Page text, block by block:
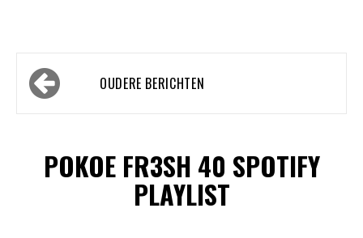
Berichtennavigatie
OUDERE BERICHTEN
POKOE FR3SH 40 SPOTIFY
PLAYLIST